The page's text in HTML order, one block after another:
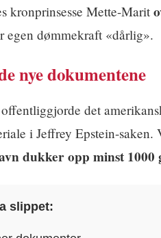
kronprinsesse Mette-Marit
egen dømmekraft «dårlig».
nye dokumentene
det
i Jeffrey Epstein-saken.
dukker opp minst 1000
slippet: